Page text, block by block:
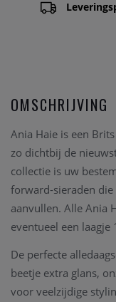
OMSCHRIJVING
Ania Haie is een
zo dichtbij de
collectie is uw
forward-sieraden
aanvullen. Alle Ania
eventueel een laagje
De perfecte
beetje extra glans,
voor veelzijdige